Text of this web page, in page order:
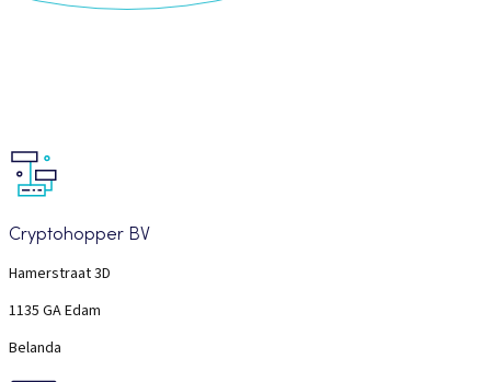
Cryptohopper BV
Hamerstraat 3D
1135 GA Edam
Belanda